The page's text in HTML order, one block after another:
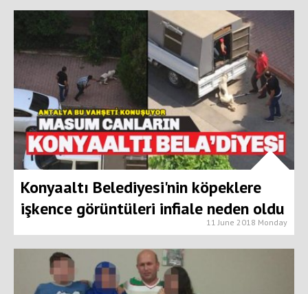
Konyaaltı Belediyesi'nin köpeklere
işkence görüntüleri infiale neden oldu
11 June 2018 Monday